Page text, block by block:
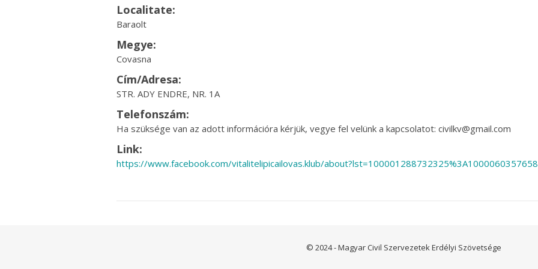
Localitate:
Baraolt
Megye:
Covasna
Cím/Adresa:
STR. ADY ENDRE, NR. 1A
Telefonszám:
Ha szüksége van az adott információra kérjük, vegye fel velünk a kapcsolatot: civilkv@gmail.com
Link:
https://www.facebook.com/vitalitelipicailovas.klub/
© 2024 - Magyar Civil Szervezetek Erdélyi Szövetsége